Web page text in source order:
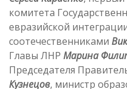
комитета
евразийской
соотечественниками
Главы ЛНР Марина
Председателя
Кузнецов, министр